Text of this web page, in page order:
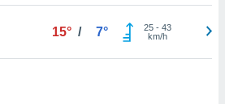
15° / 7° 25- 43
km/h